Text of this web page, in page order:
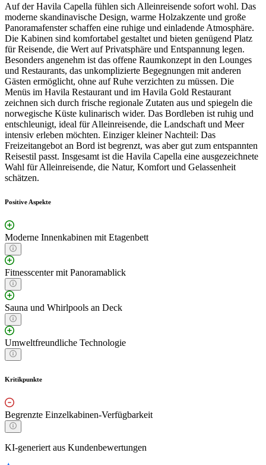
Auf der Havila Capella fühlen sich Alleinreisende sofort wohl. Das
moderne skandinavische Design, warme Holzakzente und große
Panoramafenster schaffen eine ruhige und einladende Atmosphäre.
Die Kabinen sind komfortabel gestaltet und bieten genügend Platz
für Reisende, die Wert auf Privatsphäre und Entspannung legen.
Besonders angenehm ist das offene Raumkonzept in den Lounges
und Restaurants, das unkomplizierte Begegnungen mit anderen
Gästen ermöglicht, ohne auf Ruhe verzichten zu müssen. Die
Menüs im Havila Restaurant und im Havila Gold Restaurant
zeichnen sich durch frische regionale Zutaten aus und spiegeln die
norwegische Küste kulinarisch wider. Das Bordleben ist ruhig und
entschleunigt, ideal für Alleinreisende, die Landschaft und Meer
intensiv erleben möchten. Einziger kleiner Nachteil: Das
Freizeitangebot an Bord ist begrenzt, was aber gut zum entspannten
Reisestil passt. Insgesamt ist die Havila Capella eine ausgezeichnete
Wahl für Alleinreisende, die Natur, Komfort und Gelassenheit
schätzen.
Positive Aspekte
Moderne Innenkabinen mit Etagenbett
Fitnesscenter mit Panoramablick
Sauna und Whirlpools an Deck
Umweltfreundliche Technologie
Kritikpunkte
Begrenzte Einzelkabinen-Verfügbarkeit
KI-generiert aus Kundenbewertungen